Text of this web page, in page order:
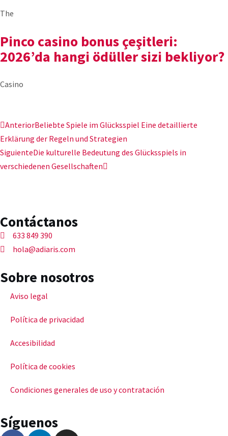
The
Pinco casino bonus çeşitleri:
2026’da hangi ödüller sizi bekliyor?
Casino
AnteriorBeliebte Spiele im Glücksspiel Eine detaillierte
Erklärung der Regeln und Strategien
SiguienteDie kulturelle Bedeutung des Glücksspiels in
verschiedenen Gesellschaften
Contáctanos
633 849 390
hola@adiaris.com
Sobre nosotros
Aviso legal
Política de privacidad
Accesibilidad
Política de cookies
Condiciones generales de uso y contratación
Síguenos